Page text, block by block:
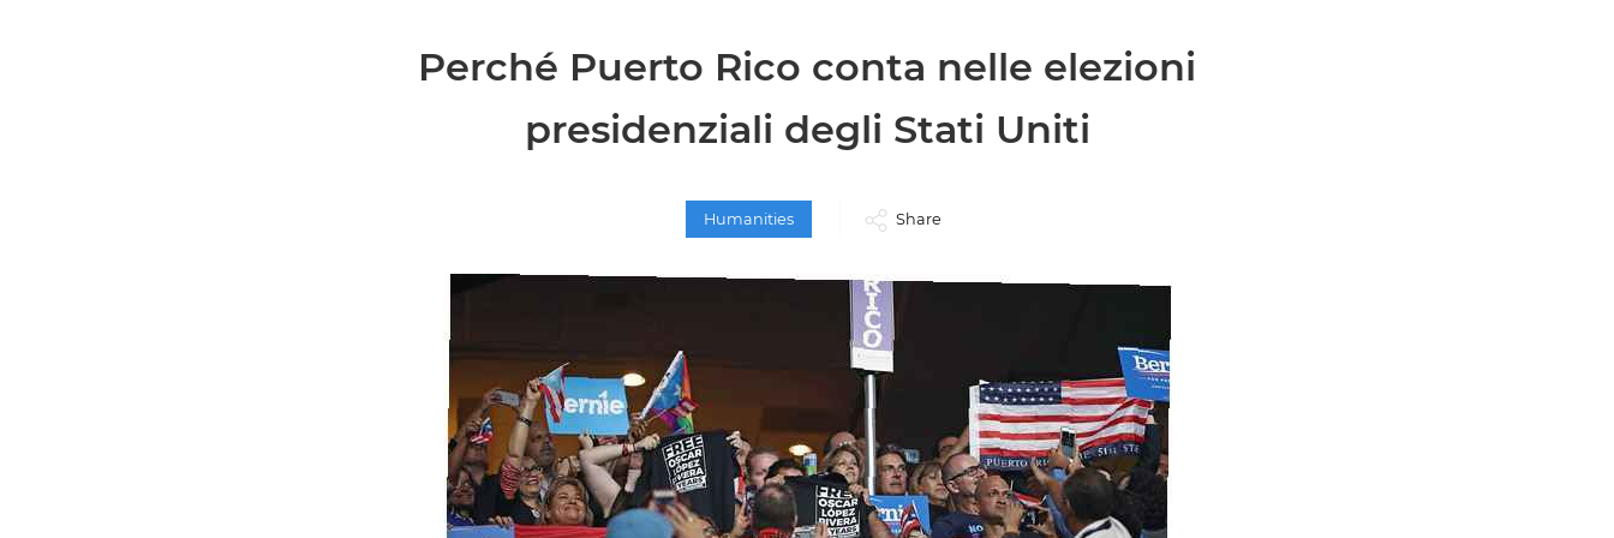
Perché Puerto Rico conta nelle elezioni
presidenziali degli Stati Uniti
Humanities Share